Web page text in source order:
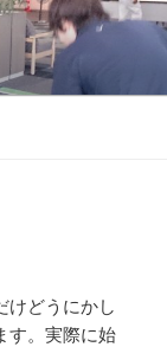
けどうにかし
す。実際に始